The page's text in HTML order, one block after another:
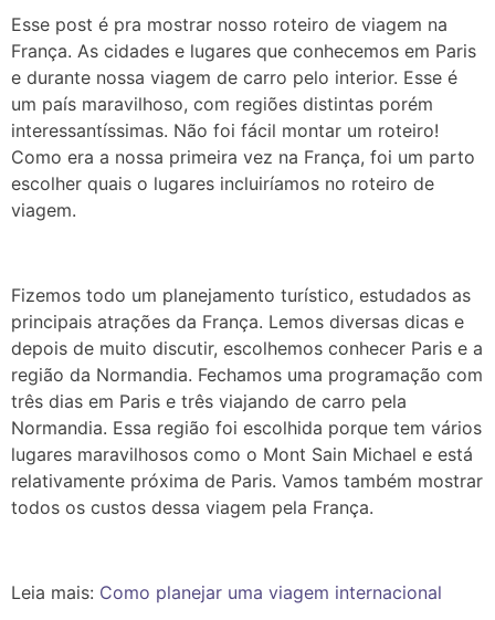
Esse post é pra mostrar nosso roteiro de viagem na
França. As cidades e lugares que conhecemos em Paris
e durante nossa viagem de carro pelo interior. Esse é
um país maravilhoso, com regiões distintas porém
interessantíssimas. Não foi fácil montar um roteiro!
Como era a nossa primeira vez na França, foi um parto
escolher quais o lugares incluiríamos no roteiro de
viagem.
Fizemos todo um planejamento turístico, estudados as
principais atrações da França. Lemos diversas dicas e
depois de muito discutir, escolhemos conhecer Paris e a
região da Normandia. Fechamos uma programação com
três dias em Paris e três viajando de carro pela
Normandia. Essa região foi escolhida porque tem vários
lugares maravilhosos como o Mont Sain Michael e está
relativamente próxima de Paris. Vamos também mostrar
todos os custos dessa viagem pela França.
Leia mais: Como planejar uma viagem internacional